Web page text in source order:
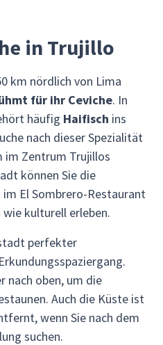
in Trujillo
km nördlich von Lima
für ihr Ceviche. In
häufig Haifisch ins
nach dieser Spezialität
im Zentrum Trujillos
können Sie die
El Sombrero-Restaurant
kulturell erleben.
perfekter
nach oben, um die
Auch die Küste ist
wenn Sie nach dem
suchen.